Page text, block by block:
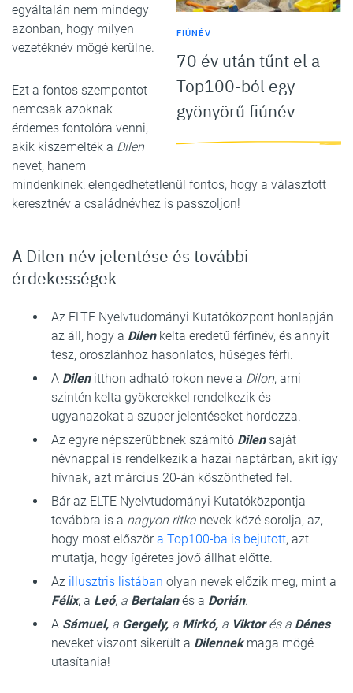
FIÚNÉV
70 év után tűnt el a
Top100-ból egy
gyönyörű fiúnév
egyáltalán nem mindegy
azonban, hogy milyen
vezetéknév mögé kerülne.
Ezt a fontos szempontot
nemcsak azoknak
érdemes fontolóra venni,
akik kiszemelték a Dilen
nevet, hanem
mindenkinek: elengedhetetlenül fontos, hogy a választott
keresztnév a családnévhez is passzoljon!
A Dilen név jelentése és további
érdekességek
Az ELTE Nyelvtudományi Kutatóközpont honlapján
az áll, hogy a Dilenkelta eredetű férfinév, és annyit
tesz, oroszlánhoz hasonlatos, hűséges férfi.
A Dilenitthon adható rokon neve a Dilon, ami
szintén kelta gyökerekkel rendelkezik és
ugyanazokat a szuper jelentéseket hordozza.
Az egyre népszerűbbnek számító Dilensaját
névnappal is rendelkezik a hazai naptárban, akit így
hívnak, azt március 20-án köszöntheted fel.
Bár az ELTE Nyelvtudományi Kutatóközpontja
továbbra is a nagyon ritka nevek közé sorolja, az,
hogy most előszöra Top100-ba is bejutott, azt
mutatja, hogy ígéretes jövő állhat előtte.
Az illusztris listában olyan nevek előzik meg, mint a
Félix, a Leó, a Bertalanés a Dorián.
A Sámuel, a Gergely, a Mirkó, a Viktorés a Dénes
neveket viszont sikerült a Dilennekmaga mögé
utasítania!